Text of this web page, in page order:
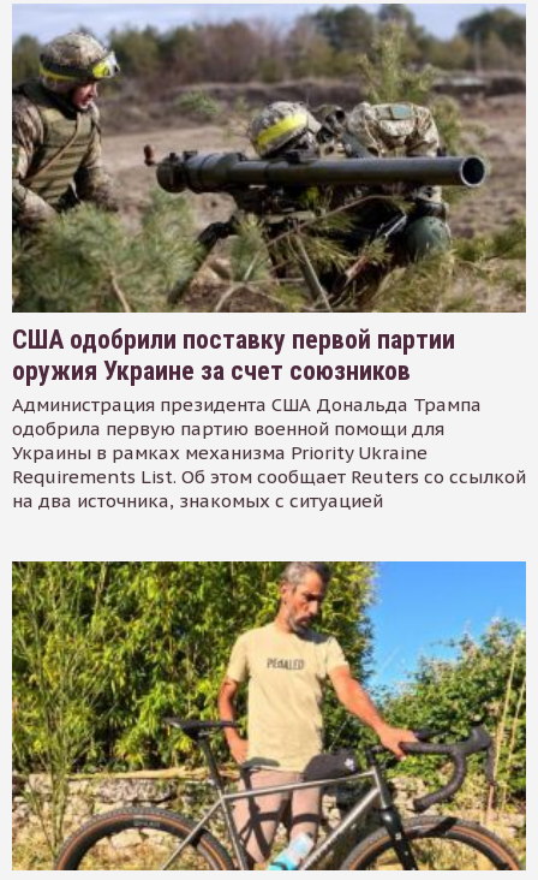
США одобрили поставку первой партии
оружия Украине за счет союзников
Администрация президента США Дональда Трампа
одобрила первую партию военной помощи для
Украины в рамках механизма Priority Ukraine
Requirements List. Об этом сообщает Reuters со ссылкой
на два источника, знакомых с ситуацией